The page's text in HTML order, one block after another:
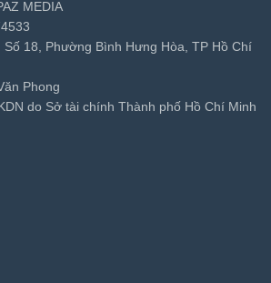
MEDIA
18, Phường Bình Hưng Hòa, TP Hồ Chí
Phong
do Sở tài chính Thành phố Hồ Chí Minh